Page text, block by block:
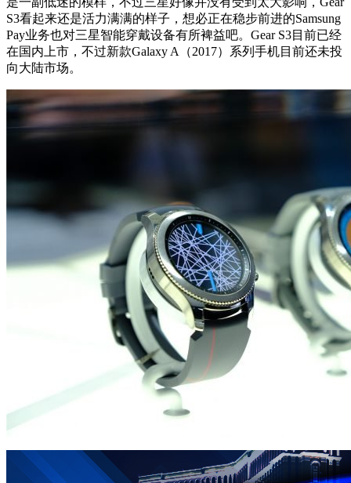
S3看起来还是活力满满的样子，想必正在稳步前进的Samsung
Pay业务也对三星智能穿戴设备有所裨益吧。Gear S3目前已经
在国内上市，不过新款Galaxy A（2017）系列手机目前还未投
向大陆市场。